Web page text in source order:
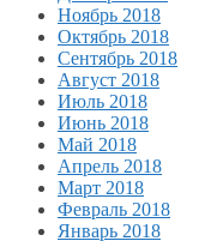
Ноябрь 2018
Октябрь 2018
Сентябрь 2018
Август 2018
Июль 2018
Июнь 2018
Май 2018
Апрель 2018
Март 2018
Февраль 2018
Январь 2018